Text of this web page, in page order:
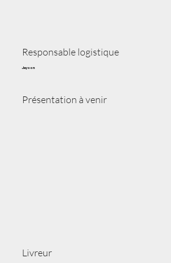
Présentation à venir
Jayson
Responsable logistique
Livreur